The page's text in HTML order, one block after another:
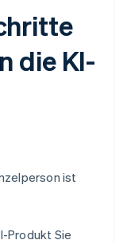
die KI-
ist
Produkt Sie